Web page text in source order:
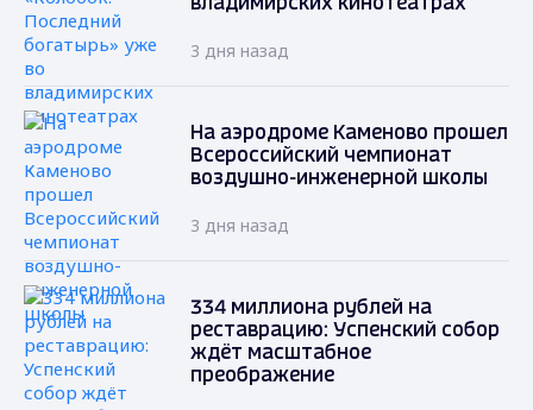
владимирских кинотеатрах
3 дня назад
На аэродроме Каменово прошел
Всероссийский чемпионат
воздушно-инженерной школы
3 дня назад
334 миллиона рублей на
реставрацию: Успенский собор
ждёт масштабное
преображение